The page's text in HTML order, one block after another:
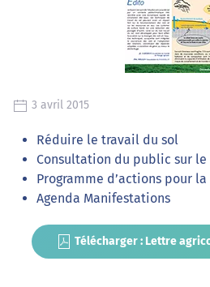
3 avril 2015
Réduire le travail du sol
Consultation du public sur le
Programme d’actions pour
Agenda Manifestations
Télécharger : Lettre